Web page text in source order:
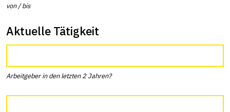
von / bis
Aktuelle Tätigkeit
Arbeitgeber in den letzten 2 Jahren?